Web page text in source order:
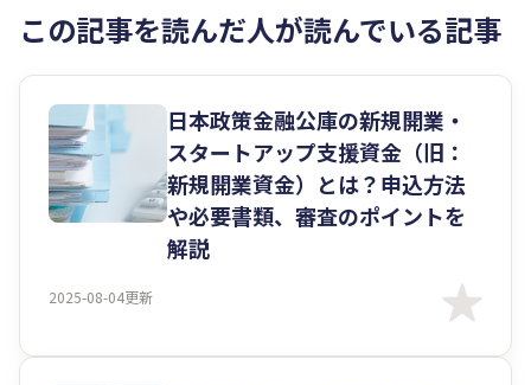
この記事を読んだ人が読んでいる記事
2025-08-04更新
日本政策金融公庫の新規開業・
スタートアップ支援資金（旧：
新規開業資金）とは？申込方法
や必要書類、審査のポイントを
解説